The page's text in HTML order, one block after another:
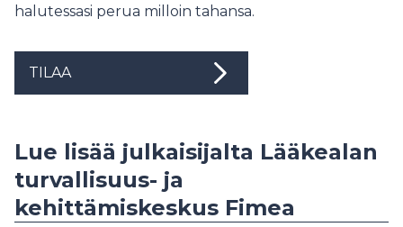
halutessasi perua milloin tahansa.
TILAA
Lue lisää julkaisijalta Lääkealan
turvallisuus- ja
kehittämiskeskus Fimea